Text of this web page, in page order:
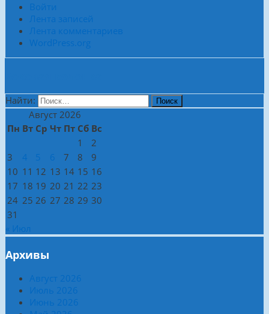
Войти
Лента записей
Лента комментариев
WordPress.org
Найти:
Август 2026
Пн Вт Ср Чт Пт Сб Вс
1
2
3
4 5 6 7 8
9
10 11 12 13 14 15 16
17 18 19 20 21 22 23
24 25 26 27 28 29 30
31
« Июл
Архивы
Август 2026
Июль 2026
Июнь 2026